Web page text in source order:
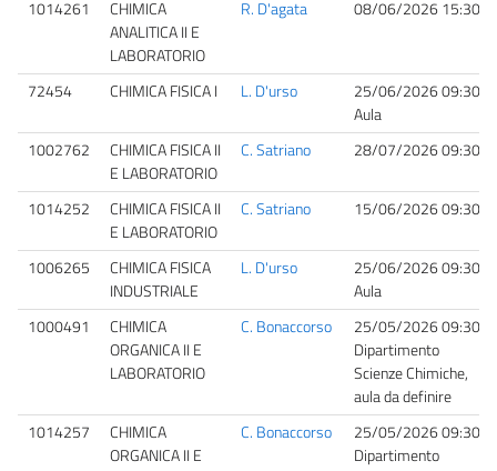
1014261
CHIMICA
ANALITICA II E
LABORATORIO
R. D'agata 08/06/2026 15:30
72454 CHIMICA FISICA I L. D'urso
25/06/2026 09:30
Aula
1002762
CHIMICA FISICA II
E LABORATORIO
C. Satriano 28/07/2026 09:30
1014252
CHIMICA FISICA II
E LABORATORIO
C. Satriano 15/06/2026 09:30
1006265
CHIMICA FISICA
INDUSTRIALE
L. D'urso
25/06/2026 09:30
Aula
1000491
CHIMICA
ORGANICA II E
LABORATORIO
C. Bonaccorso
25/05/2026 09:30
Dipartimento
Scienze Chimiche,
aula da definire
1014257
CHIMICA
ORGANICA II E
C. Bonaccorso
25/05/2026 09:30
Dipartimento